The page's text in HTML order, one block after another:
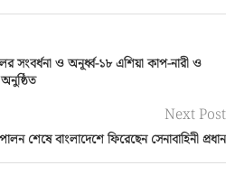
সংবর্ধনা ও অনূর্ধ্ব-১৮ এশিয়া কাপ-নারী ও
শেষে বাংলাদেশে ফিরেছেন সেনাবাহিনী প্রধান